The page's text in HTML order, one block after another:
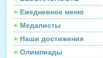
Ежедневное меню
Медалисты
Наши достижения
Олимпиады